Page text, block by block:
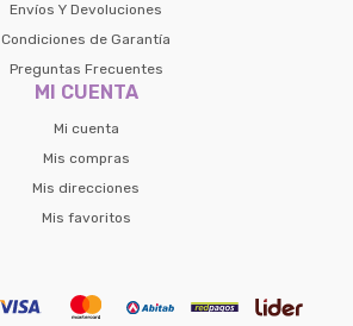
Envíos Y Devoluciones
Condiciones de Garantía
Preguntas Frecuentes
MI CUENTA
Mi cuenta
Mis compras
Mis direcciones
Mis favoritos